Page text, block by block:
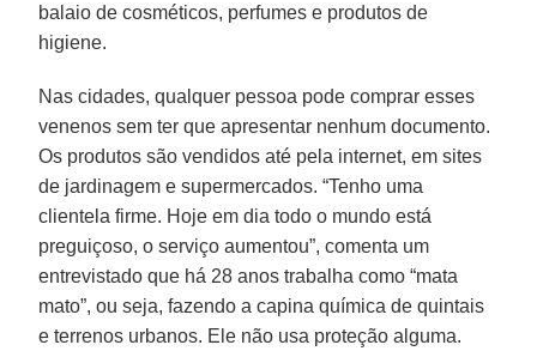
balaio de cosméticos, perfumes e produtos de
higiene.
Nas cidades, qualquer pessoa pode comprar esses
venenos sem ter que apresentar nenhum documento.
Os produtos são vendidos até pela internet, em sites
de jardinagem e supermercados. “Tenho uma
clientela firme. Hoje em dia todo o mundo está
preguiçoso, o serviço aumentou”, comenta um
entrevistado que há 28 anos trabalha como “mata
mato”, ou seja, fazendo a capina química de quintais
e terrenos urbanos. Ele não usa proteção alguma.